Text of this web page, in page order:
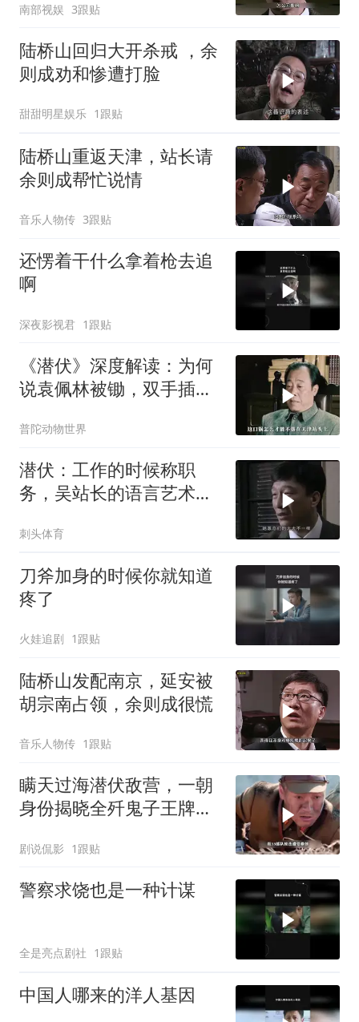
南部视娱 3跟贴
陆桥山回归大开杀戒 ，余
则成劝和惨遭打脸
甜甜明星娱乐 1跟贴
陆桥山重返天津，站长请
余则成帮忙说情
音乐人物传 3跟贴
还愣着干什么拿着枪去追
啊
深夜影视君 1跟贴
《潜伏》深度解读：为何
说袁佩林被锄，双手插兜
普陀动物世界
潜伏：工作的时候称职
务，吴站长的语言艺术确
刺头体育
刀斧加身的时候你就知道
疼了
火娃追剧 1跟贴
陆桥山发配南京，延安被
胡宗南占领，余则成很慌
音乐人物传 1跟贴
瞒天过海潜伏敌营，一朝
身份揭晓全歼鬼子王牌部
剧说侃影 1跟贴
警察求饶也是一种计谋
全是亮点剧社 1跟贴
中国人哪来的洋人基因